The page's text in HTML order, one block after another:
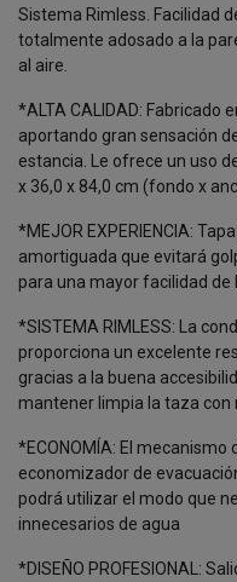
Sistema Rimless. Facilidad
totalmente adosado a la
al aire.
*ALTA CALIDAD: Fabricado
aportando gran sensación
estancia. Le ofrece un uso
x 36,0 x 84,0 cm (fondo x
*MEJOR EXPERIENCIA:
amortiguada que evitará
para una mayor facilidad de
*SISTEMA RIMLESS: La
proporciona un excelente
gracias a la buena
mantener limpia la taza con
*ECONOMÍA: El
economizador de
podrá utilizar el modo que
innecesarios de agua
*DISEÑO PROFESIONAL: